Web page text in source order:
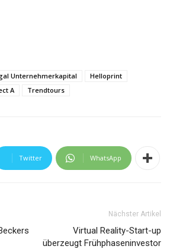
Unternehmerkapital
Helloprint
A Trendtours
Twitter WhatsApp
Nächster Artikel
Virtual Reality-Start-up
überzeugt Frühphaseninvestor